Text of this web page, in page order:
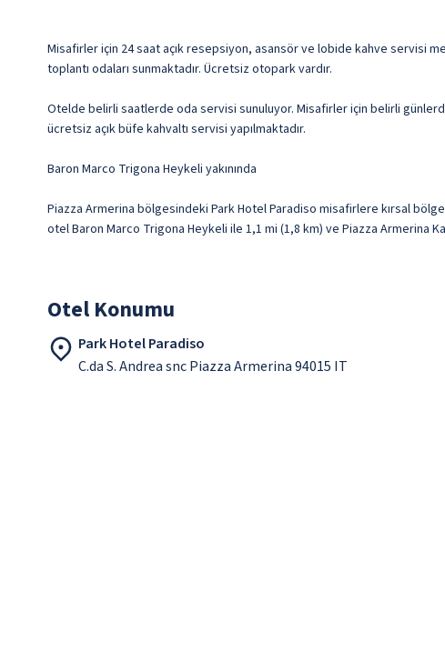
Misafirler için 24 saat açık resepsiyon, asansör ve lobide kahve servisi
toplantı odaları sunmaktadır. Ücretsiz otopark vardır.
Otelde belirli saatlerde oda servisi sunuluyor. Misafirler için belirli
ücretsiz açık büfe kahvaltı servisi yapılmaktadır.
Baron Marco Trigona Heykeli yakınında
Piazza Armerina bölgesindeki Park Hotel Paradiso misafirlere kırsal
otel Baron Marco Trigona Heykeli ile 1,1 mi (1,8 km) ve Piazza Armerina
Otel Konumu
Park Hotel Paradiso
C.da S. Andrea snc Piazza Armerina 94015 IT